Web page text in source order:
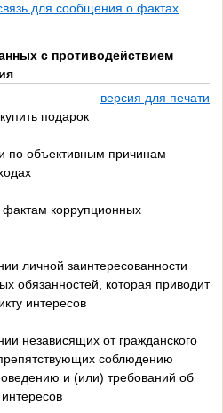
для сообщения о фактах
с противодействием
версия для печати
подарок
по объективным причинам
коррупционных
личной заинтересованности
обязанностей, которая приводит
интересов
независящих от гражданского
соблюдению
и (или) требований об